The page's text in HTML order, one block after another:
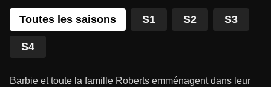
Toutes les saisons S1 S2 S3
S4
Barbie et toute la famille Roberts emménagent dans leur